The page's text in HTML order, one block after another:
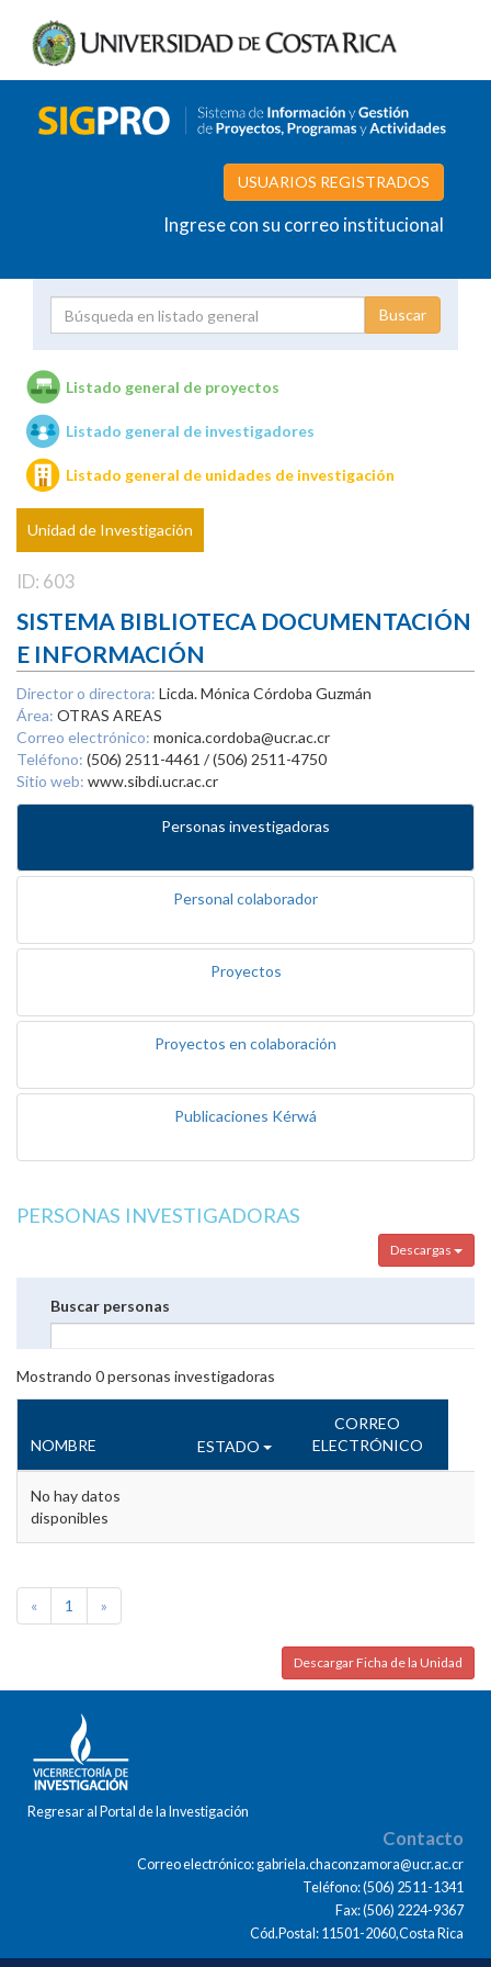
USUARIOS REGISTRADOS
Ingrese con su correo institucional
Unidades de investigación
Listado general de proyectos
Listado general de investigadores
Listado general de unidades de investigación
Unidad de Investigación
ID: 603
SISTEMA BIBLIOTECA DOCUMENTACIÓN
E INFORMACIÓN
Director o directora: Licda. Mónica Córdoba Guzmán
Área: OTRAS AREAS
Correo electrónico: monica.cordoba@ucr.ac.cr
Teléfono: (506) 2511-4461 / (506) 2511-4750
Sitio web: www.sibdi.ucr.ac.cr
Personas investigadoras
Personal colaborador
Proyectos
Proyectos en colaboración
Publicaciones Kérwá
PERSONAS INVESTIGADORAS
Descargas
Buscar personas
Mostrando 0personas investigadoras
NOMBRE ESTADO
CORREO
ELECTRÓNICO
No hay datos
disponibles
« 1 »
Descargar Ficha de la Unidad
Regresar al Portal de la Investigación
Contacto
Correo electrónico: gabriela.chaconzamora@ucr.ac.cr
Teléfono: (506) 2511-1341
Fax: (506) 2224-9367
Cód.Postal: 11501-2060,Costa Rica